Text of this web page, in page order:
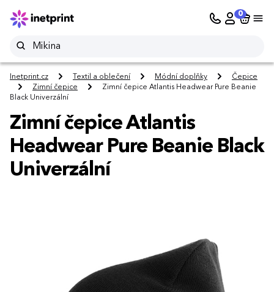
0
Inetprint.cz Textil a oblečení Módní doplňky
Čepice
Zimní čepice
Zimní čepice Atlantis Headwear Pure Beanie
Black Univerzální
Zimní čepice Atlantis
Headwear Pure Beanie Black
Univerzální